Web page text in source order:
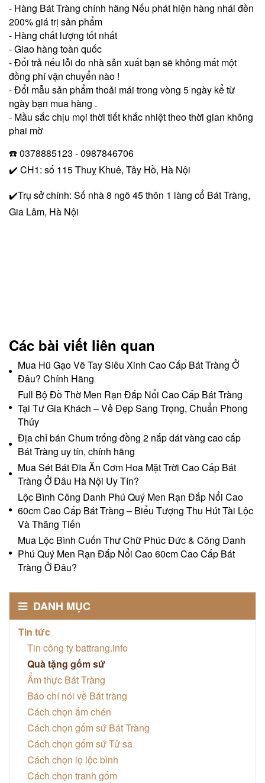
- Hàng Bát Tràng chính hãng Nếu phát hiện hàng nhái đền
200% giá trị sản phẩm
- Hàng chất lượng tốt nhất
- Giao hàng toàn quốc
- Đổi trả nếu lỗi do nhà sản xuất bạn sẽ không mất một
đồng phí vận chuyển nào !
- Đổi mẫu sản phẩm thoải mái trong vòng 5 ngày kể từ
ngày bạn mua hàng .
- Mầu sắc chịu mọi thời tiết khắc nhiệt theo thời gian không
phai mờ
☎️ 0378885123 - 0987846706
✔️ CH1: số 115 Thuỵ Khuê, Tây Hồ, Hà Nội
✔️Trụ sở chính: Số nhà 8 ngõ 45 thôn 1 làng cổ Bát Tràng,
Gia Lâm, Hà Nội
Các bài viết liên quan
Mua Hũ Gạo Vẽ Tay Siêu Xinh Cao Cấp Bát Tràng Ở
Đâu? Chính Hãng
Full Bộ Đồ Thờ Men Rạn Đắp Nổi Cao Cấp Bát Tràng
Tại Tư Gia Khách – Vẻ Đẹp Sang Trọng, Chuẩn Phong
Thủy
Địa chỉ bán Chum trống đồng 2 nắp dát vàng cao cấp
Bát Tràng uy tín, chính hãng
Mua Sét Bát Đĩa Ăn Cơm Hoa Mặt Trời Cao Cấp Bát
Tràng Ở Đâu Hà Nội Uy Tín?
Lộc Bình Công Danh Phú Quý Men Rạn Đắp Nổi Cao
60cm Cao Cấp Bát Tràng – Biểu Tượng Thu Hút Tài Lộc
Và Thăng Tiến
Mua Lộc Bình Cuốn Thư Chữ Phúc Đức & Công Danh
Phú Quý Men Rạn Đắp Nổi Cao 60cm Cao Cấp Bát
Tràng Ở Đâu?
DANH MỤC
Tin tức
Tin công ty battrang.info
Quà tặng gốm sứ
Ẩm thực Bát Tràng
Báo chí nói về Bát tràng
Cách chọn ấm chén
Cách chọn gốm sứ Bát Tràng
Cách chọn gốm sứ Tử sa
Cách chọn lọ lộc bình
Cách chọn tranh gốm